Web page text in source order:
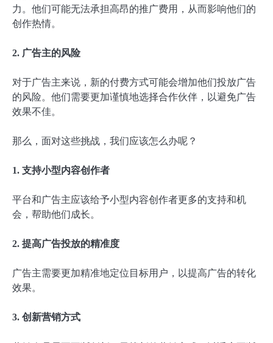
力。他们可能无法承担高昂的推广费用，从而影响他们的
创作热情。
2. 广告主的风险
对于广告主来说，新的付费方式可能会增加他们投放广告
的风险。他们需要更加谨慎地选择合作伙伴，以避免广告
效果不佳。
那么，面对这些挑战，我们应该怎么办呢？
1. 支持小型内容创作者
平台和广告主应该给予小型内容创作者更多的支持和机
会，帮助他们成长。
2. 提高广告投放的精准度
广告主需要更加精准地定位目标用户，以提高广告的转化
效果。
3. 创新营销方式